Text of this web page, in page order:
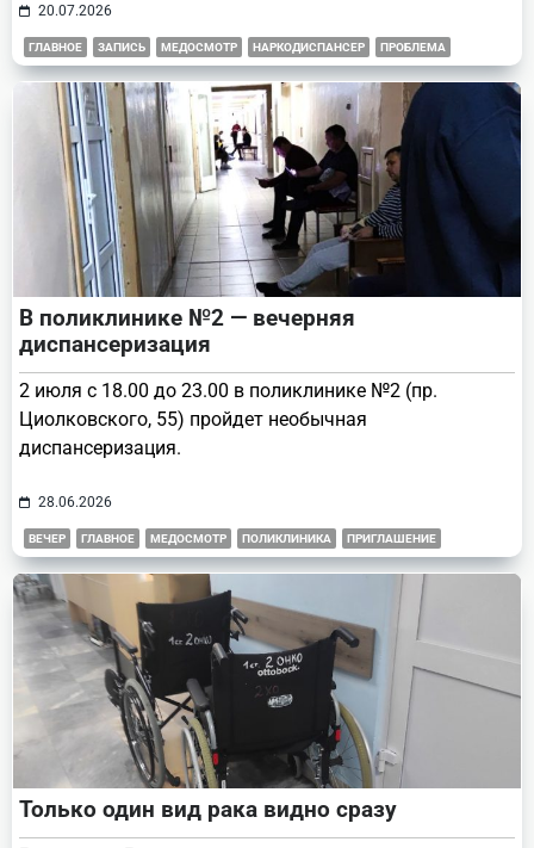
20.07.2026
ГЛАВНОЕ ЗАПИСЬ МЕДОСМОТР НАРКОДИСПАНСЕР ПРОБЛЕМА
В поликлинике №2 — вечерняя
диспансеризация
2 июля с 18.00 до 23.00 в поликлинике №2 (пр.
Циолковского, 55) пройдет необычная
диспансеризация.
28.06.2026
ВЕЧЕР ГЛАВНОЕ МЕДОСМОТР ПОЛИКЛИНИКА ПРИГЛАШЕНИЕ
Только один вид рака видно сразу